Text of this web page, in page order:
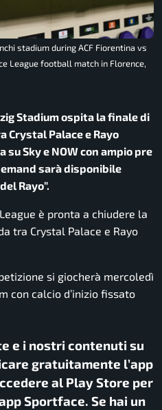
stadium during ACF Fiorentina vs
League football match in Florence,
Stadium ospita la finale di
Crystal Palace e Rayo
Sky e NOW con ampio pre
sarà disponibile
Rayo”.
è pronta a chiudere la
tra Crystal Palace e Rayo
si giocherà mercoledì
con calcio d’inizio fissato
e i nostri contenuti su
gratuitamente l’app
al Play Store per
Sportface. Se hai un